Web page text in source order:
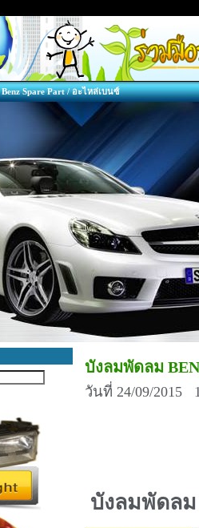
Benz Spare Part / อะไหล่เบนซ์
บังลมพัดลม
วันที่ 24/09/2015
บังลมพัดลม